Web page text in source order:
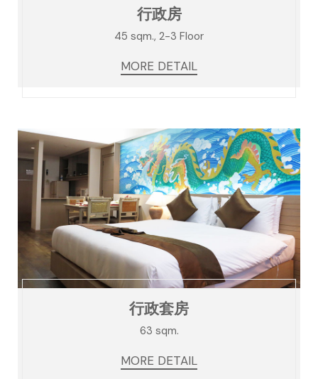
行政房
45 sqm., 2-3 Floor
MORE DETAIL
行政套房
63 sqm.
MORE DETAIL